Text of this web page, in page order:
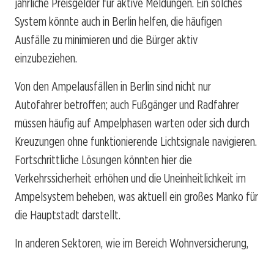
System könnte auch in Berlin helfen, die häufigen
Ausfälle zu minimieren und die Bürger aktiv
einzubeziehen.
Von den Ampelausfällen in Berlin sind nicht nur
Autofahrer betroffen; auch Fußgänger und Radfahrer
müssen häufig auf Ampelphasen warten oder sich durch
Kreuzungen ohne funktionierende Lichtsignale navigieren.
Fortschrittliche Lösungen könnten hier die
Verkehrssicherheit erhöhen und die Uneinheitlichkeit im
Ampelsystem beheben, was aktuell ein großes Manko für
die Hauptstadt darstellt.
In anderen Sektoren, wie im Bereich Wohnversicherung,